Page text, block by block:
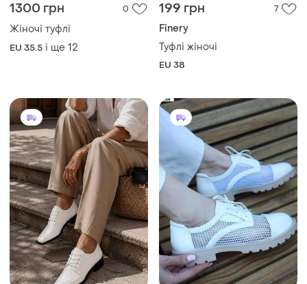
1300 грн 0
Жіночі туфлі
EU 35.5 і ще 12
199 грн 7
Finery
Туфлі жіночі
EU 38